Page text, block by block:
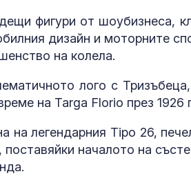
фигури от шоубизнеса,
дизайн и моторните
на колела.
лого с
на Targa Florio през 1926
на легендарния Tipo 26,
началото на